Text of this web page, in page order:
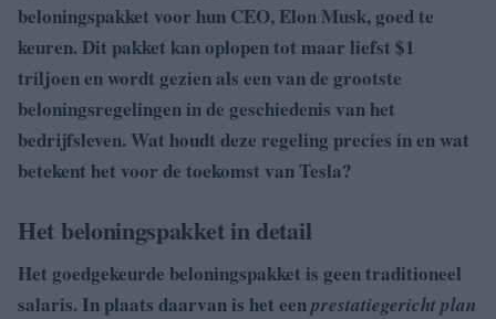
beloningspakket voor hun CEO, Elon Musk, goed te
keuren. Dit pakket kan oplopen tot maar liefst $1
triljoen en wordt gezien als een van de grootste
beloningsregelingen in de geschiedenis van het
bedrijfsleven. Wat houdt deze regeling precies in en wat
betekent het voor de toekomst van Tesla?
Het beloningspakket in detail
Het goedgekeurde beloningspakket is geen traditioneel
salaris. In plaats daarvan is het eenprestatiegericht plan